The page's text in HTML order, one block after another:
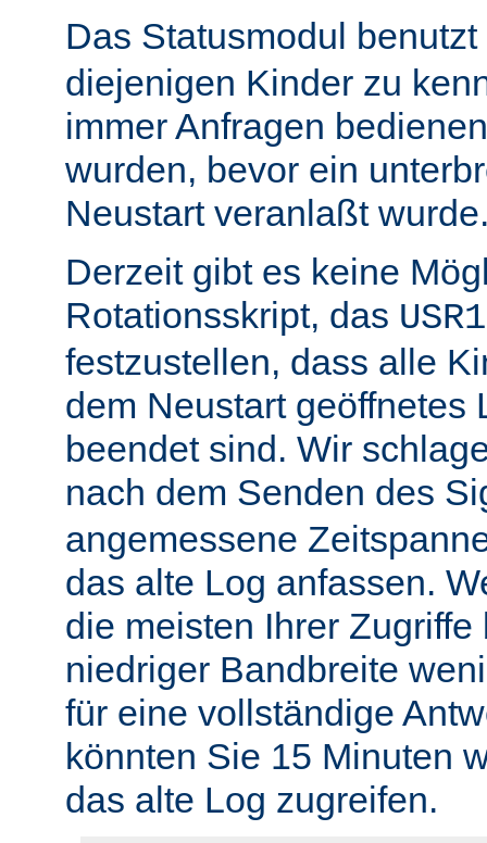
Das Statusmodul
diejenigen Kinder zu
immer Anfragen
wurden, bevor ein
Neustart veranlaßt
Derzeit gibt es keine
Rotationsskript, das USR1
festzustellen, dass alle
dem Neustart geöffnetes
beendet sind. Wir
nach dem Senden des
angemessene
das alte Log anfassen.
die meisten Ihrer
niedriger Bandbreite
für eine vollständige
könnten Sie 15 Minuten
das alte Log zugreifen.